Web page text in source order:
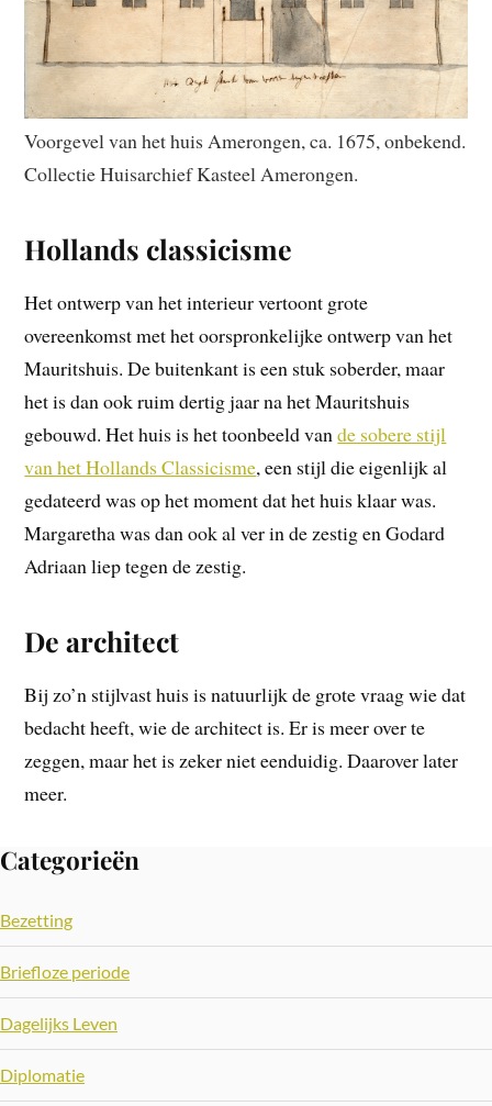
Voorgevel van het huis Amerongen, ca. 1675, onbekend.
Collectie Huisarchief Kasteel Amerongen.
Hollands classicisme
Het ontwerp van het interieur vertoont grote
overeenkomst met het oorspronkelijke ontwerp van het
Mauritshuis. De buitenkant is een stuk soberder, maar
het is dan ook ruim dertig jaar na het Mauritshuis
gebouwd. Het huis is het toonbeeld vande sobere stijl
van het Hollands Classicisme, een stijl die eigenlijk al
gedateerd was op het moment dat het huis klaar was.
Margaretha was dan ook al ver in de zestig en Godard
Adriaan liep tegen de zestig.
De architect
Bij zo’n stijlvast huis is natuurlijk de grote vraag wie dat
bedacht heeft, wie de architect is. Er is meer over te
zeggen, maar het is zeker niet eenduidig. Daarover later
meer.
Categorieën
Bezetting
Briefloze periode
Dagelijks Leven
Diplomatie